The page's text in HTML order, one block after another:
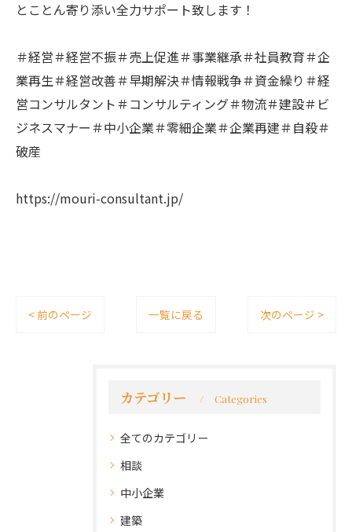
とことん寄り添い全力サポート致します！
＃経営＃経営不振＃売上促進＃事業継承＃社員教育＃企
業再生＃経営改善＃早期解決＃情報戦争＃資金繰り＃経
営コンサルタント＃コンサルティング＃物流＃建設＃ビ
ジネスマナー＃中小企業＃零細企業＃企業再建＃自殺＃
破産
https://mouri-consultant.jp/
< 前のページ 一覧に戻る 次のページ >
カテゴリー Categories
全てのカテゴリー
相談
中小企業
建築